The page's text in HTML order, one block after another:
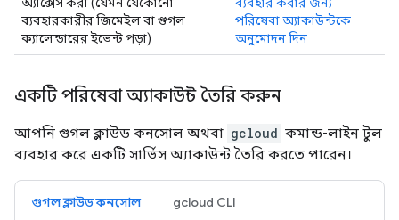
ব্যবহারকারীর জিমেইল বা গুগল
ক্যালেন্ডারের ইভেন্ট পড়া)
পরিষেবা অ্যাকাউন্টকে
অনুমোদন দিন
একটি পরিষেবা অ্যাকাউন্ট তৈরি করুন
আপনি গুগল ক্লাউড কনসোল অথবা gcloud কমান্ড-লাইন টুল
ব্যবহার করে একটি সার্ভিস অ্যাকাউন্ট তৈরি করতে পারেন।
গুগল ক্লাউড কনসোল gcloud CLI